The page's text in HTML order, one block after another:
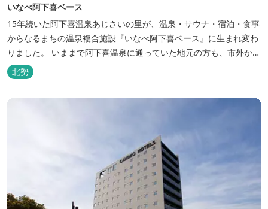
いなべ阿下喜ベース
15年続いた阿下喜温泉あじさいの里が、温泉・サウナ・宿泊・食事
からなるまちの温泉複合施設『いなべ阿下喜ベース』に生まれ変わ
りました。 いままで阿下喜温泉に通っていた地元の方も、市外から
いなべ市に遊びに来られる方も楽しめる施設になります。今まで人
気だった温泉はそのままに、サウナエリアやコンテナタイプの宿
泊、地元のお野菜が楽しめる飲食施設が加わります。 「いなべ阿下
北勢